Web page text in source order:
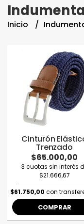
Inicio
Cinturón
Trenzado
$65.000,00
3 cuotas sin interés
$21.666,67
$61.750,00 con
COMPRAR